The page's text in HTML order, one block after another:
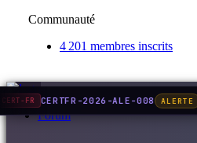
Communauté
4 201 membres inscrits
Forum
CERT-FR CERTFR-2026-ALE-008 ALERTE